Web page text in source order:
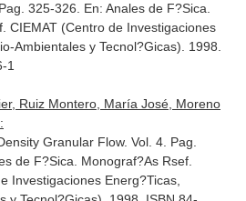
325-326. En: Anales de F?Sica.
. CIEMAT (Centro de Investigaciones
Ambientales y Tecnol?Gicas). 1998.
1
Ruiz Montero, María José, Moreno
Granular Flow. Vol. 4. Pag.
de F?Sica. Monograf?As Rsef.
Investigaciones Energ?Ticas,